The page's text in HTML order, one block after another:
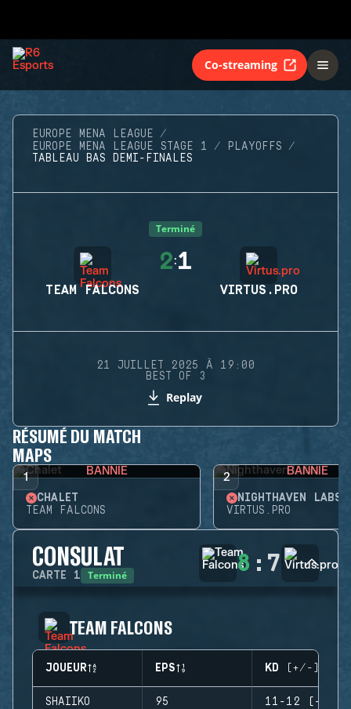
Co-streaming
EUROPE MENA LEAGUE
EUROPE MENA LEAGUE STAGE 1
PLAYOFFS
TABLEAU BAS DEMI-FINALES
Terminé
TEAM FALCONS
2:1
VIRTUS.PRO
21 JUILLET 2025 À 19:00
BEST OF 3
Replay
RÉSUMÉ DU MATCH
MAPS
1 BANNIE
CHALET
TEAM FALCONS
2 BANNIE
NIGHTHAVEN LABS
VIRTUS.PRO
CONSULAT
CARTE 1 Terminé 8 : 7
TEAM FALCONS
JOUEUR EPS KD (+/-)
SHAIIKO 95 11-12 (-1)